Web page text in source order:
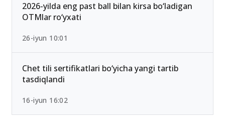
2026-yilda eng past ball bilan kirsa bo‘ladigan
OTMlar ro‘yxati
26-iyun 10:01
Chet tili sertifikatlari bo‘yicha yangi tartib
tasdiqlandi
16-iyun 16:02